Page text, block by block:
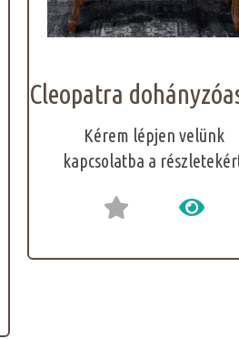
Cleopatra
Kérem lépjen velünk
kapcsolatba a